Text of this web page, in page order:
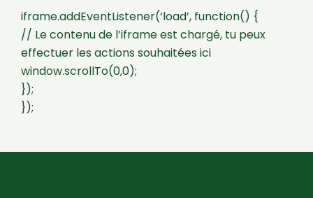
iframe.addEventListener(‘load’, function() {
// Le contenu de l’iframe est chargé, tu peux
effectuer les actions souhaitées ici
window.scrollTo(0,0);
});
});